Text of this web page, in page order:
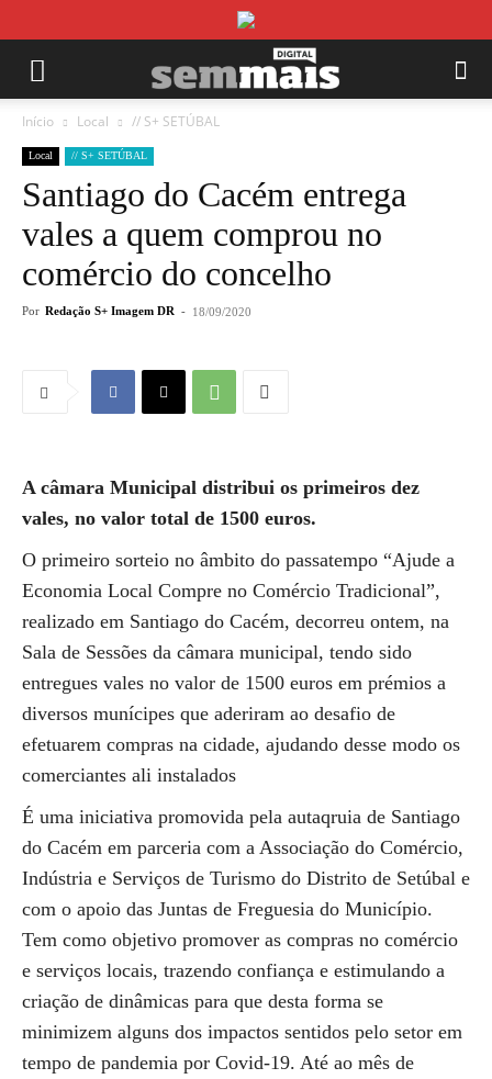
Início Local // S+ SETÚBAL
Local // S+ SETÚBAL
Santiago do Cacém entrega
vales a quem comprou no
comércio do concelho
Por Redação S+ Imagem DR - 18/09/2020
A câmara Municipal distribui os primeiros dez
vales, no valor total de 1500 euros.
O primeiro sorteio no âmbito do passatempo “Ajude a
Economia Local Compre no Comércio Tradicional”,
realizado em Santiago do Cacém, decorreu ontem, na
Sala de Sessões da câmara municipal, tendo sido
entregues vales no valor de 1500 euros em prémios a
diversos munícipes que aderiram ao desafio de
efetuarem compras na cidade, ajudando desse modo os
comerciantes ali instalados
É uma iniciativa promovida pela autaqruia de Santiago
do Cacém em parceria com a Associação do Comércio,
Indústria e Serviços de Turismo do Distrito de Setúbal e
com o apoio das Juntas de Freguesia do Município.
Tem como objetivo promover as compras no comércio
e serviços locais, trazendo confiança e estimulando a
criação de dinâmicas para que desta forma se
minimizem alguns dos impactos sentidos pelo setor em
tempo de pandemia por Covid-19. Até ao mês de